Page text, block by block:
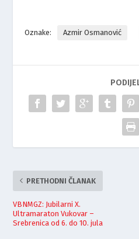
Oznake: Azmir Osmanović
PRETHODNI ČLANAK
VBNMGZ: Jubilarni X.
Ultramaraton Vukovar –
Srebrenica od 6. do 10. jula